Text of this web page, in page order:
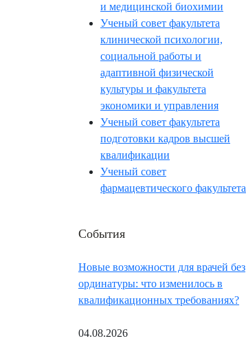
и медицинской биохимии
Ученый совет факультета
клинической психологии,
социальной работы и
адаптивной физической
культуры и факультета
экономики и управления
Ученый совет факультета
подготовки кадров высшей
квалификации
Ученый совет
фармацевтического факультета
События
Новые возможности для врачей без
ординатуры: что изменилось в
квалификационных требованиях?
04.08.2026